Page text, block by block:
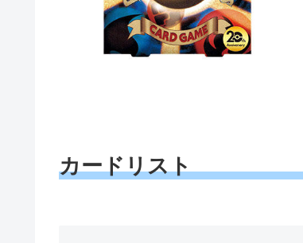
カードリスト